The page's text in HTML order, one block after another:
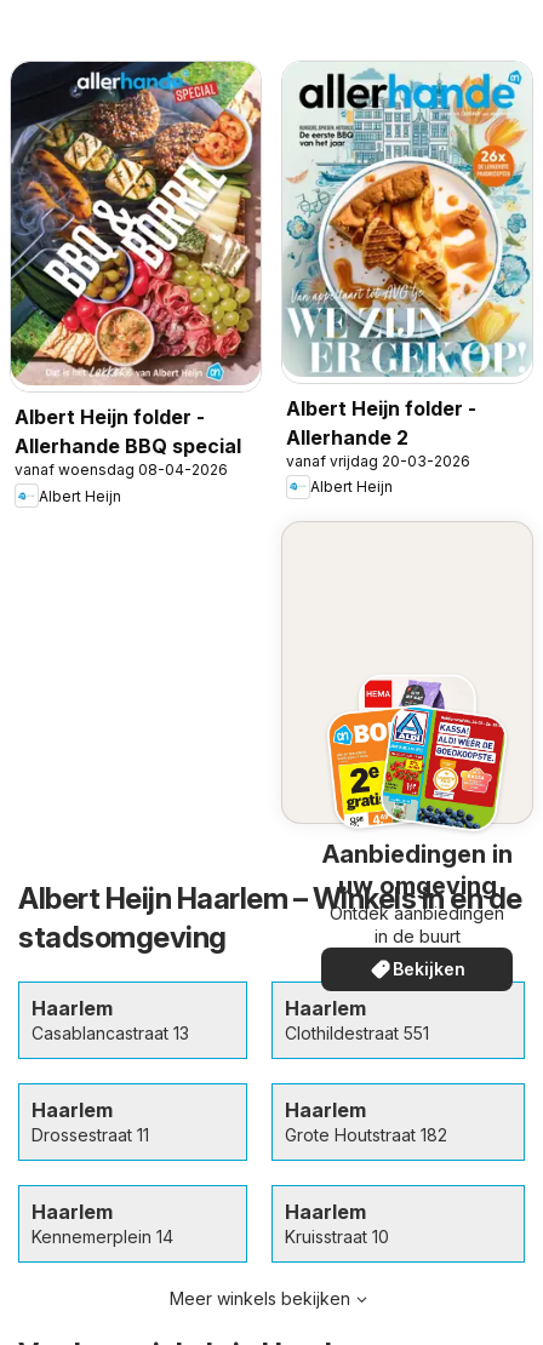
Albert Heijn folder -
Allerhande BBQ special
vanaf woensdag 08-04-2026
Albert Heijn
Albert Heijn folder -
Allerhande 2
vanaf vrijdag 20-03-2026
Albert Heijn
Aanbiedingen in
uw omgeving
Ontdek aanbiedingen
in de buurt
Bekijken
Albert Heijn Haarlem – Winkels in en de
stadsomgeving
Haarlem
Casablancastraat 13
Haarlem
Clothildestraat 551
Haarlem
Drossestraat 11
Haarlem
Grote Houtstraat 182
Haarlem
Kennemerplein 14
Haarlem
Kruisstraat 10
Meer winkels bekijken